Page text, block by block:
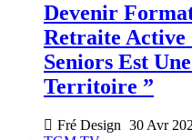
Devenir
Retraite Active
Seniors Est
Territoire ”
Fré Design 30 Avr